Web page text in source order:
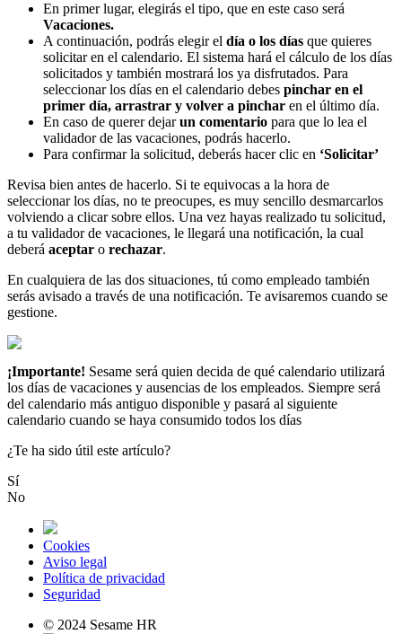
En primer lugar, elegirás el tipo, que en este caso será
Vacaciones.
A continuación, podrás elegir el día o los días que quieres
solicitar en el calendario. El sistema hará el cálculo de los días
solicitados y también mostrará los ya disfrutados. Para
seleccionar los días en el calendario debes pinchar en el
primer día, arrastrar y volver a pinchar en el último día.
En caso de querer dejar un comentario para que lo lea el
validador de las vacaciones, podrás hacerlo.
Para confirmar la solicitud, deberás hacer clic en ‘Solicitar’
Revisa bien antes de hacerlo. Si te equivocas a la hora de
seleccionar los días, no te preocupes, es muy sencillo desmarcarlos
volviendo a clicar sobre ellos. Una vez hayas realizado tu solicitud,
a tu validador de vacaciones, le llegará una notificación, la cual
deberá aceptar o rechazar.
En cualquiera de las dos situaciones, tú como empleado también
serás avisado a través de una notificación. Te avisaremos cuando se
gestione.
¡Importante! Sesame será quien decida de qué calendario utilizará
los días de vacaciones y ausencias de los empleados. Siempre será
del calendario más antiguo disponible y pasará al siguiente
calendario cuando se haya consumido todos los días
¿Te ha sido útil este artículo?
Sí
No
Cookies
Aviso legal
Política de privacidad
Seguridad
© 2024 Sesame HR